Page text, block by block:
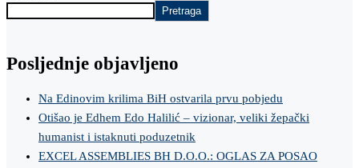
Pretraga
Posljednje objavljeno
Na Edinovim krilima BiH ostvarila prvu pobjedu
Otišao je Edhem Edo Halilić – vizionar, veliki žepački
humanist i istaknuti poduzetnik
EXCEL ASSEMBLIES BH D.O.O.: OGLAS ZA POSAO